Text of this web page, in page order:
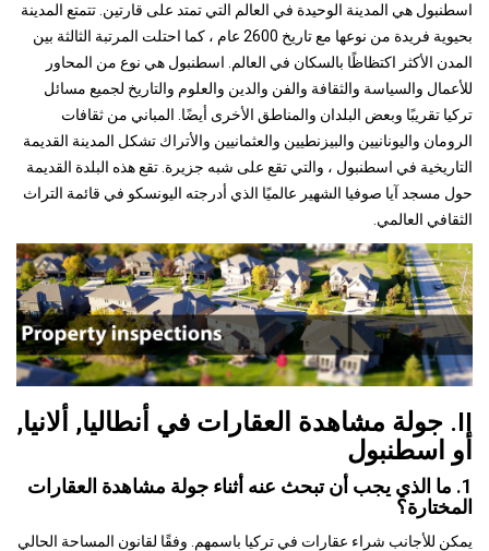
اسطنبول هي المدينة الوحيدة في العالم التي تمتد على قارتين. تتمتع المدينة
بحيوية فريدة من نوعها مع تاريخ 2600 عام ، كما احتلت المرتبة الثالثة بين
المدن الأكثر اكتظاظًا بالسكان في العالم. اسطنبول هي نوع من المحاور
للأعمال والسياسة والثقافة والفن والدين والعلوم والتاريخ لجميع مسائل
تركيا تقريبًا وبعض البلدان والمناطق الأخرى أيضًا. المباني من ثقافات
الرومان واليونانيين والبيزنطيين والعثمانيين والأتراك تشكل المدينة القديمة
التاريخية في اسطنبول ، والتي تقع على شبه جزيرة. تقع هذه البلدة القديمة
حول مسجد آيا صوفيا الشهير عالميًا الذي أدرجته اليونسكو في قائمة التراث
الثقافي العالمي.
II. جولة مشاهدة العقارات في أنطاليا, ألانيا,
أو اسطنبول
1. ما الذي يجب أن تبحث عنه أثناء جولة مشاهدة العقارات
المختارة؟
يمكن للأجانب شراء عقارات في تركيا باسمهم. وفقًا لقانون المساحة الحالي